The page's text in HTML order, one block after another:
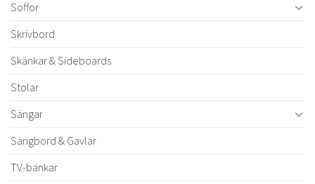
Soffor
Skrivbord
Skänkar & Sideboards
Stolar
Sängar
Sängbord & Gavlar
TV-bänkar